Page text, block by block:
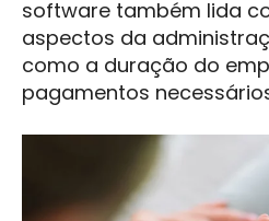
software também lida
aspectos da
como a duração do
pagamentos